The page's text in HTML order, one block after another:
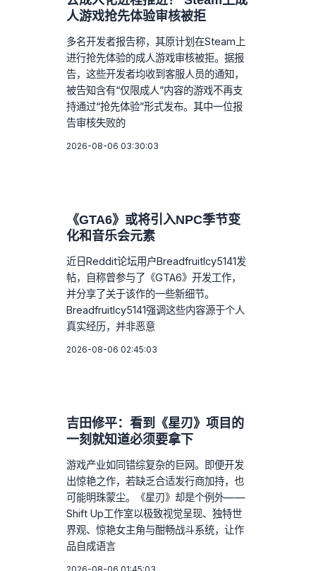
人游戏抢先体验审核被拒
多名开发者报告称，其原计划在Steam上
进行抢先体验的成人游戏审核被拒。据报
告，这些开发者均收到客服人员的通知，
被告知含有“仅限成人”内容的游戏不再支
持通过“抢先体验”形式发布。其中一位报
告审核失败的
2026-08-06 03:30:03
《GTA6》或将引入NPC季节变
化和音乐会元素
近日Reddit论坛用户BreadfruitIcy5141发
帖，自称曾参与了《GTA6》开发工作，
并分享了关于该作的一些新细节。
BreadfruitIcy5141强调这些内容源于个人
真实经历，并非恶意
2026-08-06 02:45:03
吉田修平：看到《星刃》项目的
一刻就知道必须要拿下
游戏产业如同错综复杂的巨网。即便开发
出惊艳之作，若缺乏合适发行商加持，也
可能明珠蒙尘。《星刃》却是个例外——
Shift Up工作室以极致视觉呈现、独特世
界观、惊艳女主角与酣畅战斗系统，让作
品自成语言